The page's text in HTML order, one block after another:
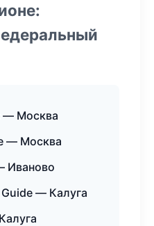
— Москва
— Москва
Иваново
— Калуга